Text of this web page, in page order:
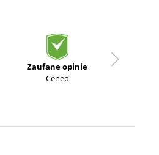
Zaufane opinie
Ceneo